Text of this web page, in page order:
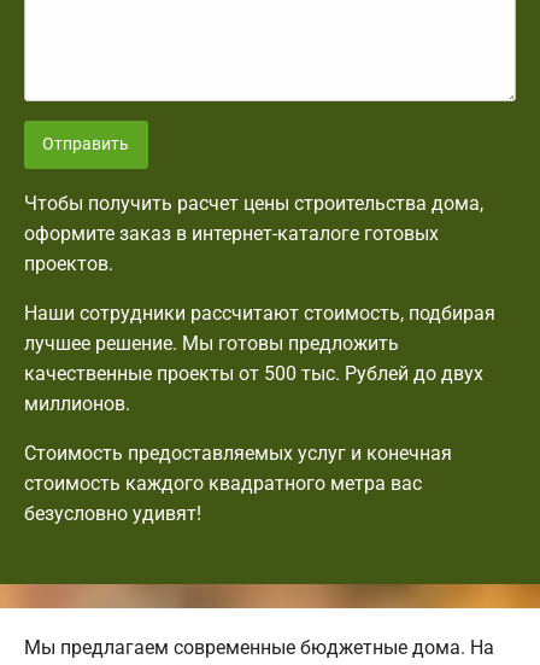
Отправить
Чтобы получить расчет цены строительства дома,
оформите заказ в интернет-каталоге готовых
проектов.
Наши сотрудники рассчитают стоимость, подбирая
лучшее решение. Мы готовы предложить
качественные проекты от 500 тыс. Рублей до двух
миллионов.
Стоимость предоставляемых услуг и конечная
стоимость каждого квадратного метра вас
безусловно удивят!
Мы предлагаем современные бюджетные дома. На